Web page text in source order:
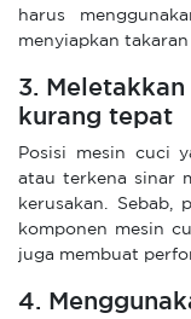
harus
menyiapkan
3.
kurang tepat
Posisi mesin cuci
atau terkena sinar
kerusakan. Sebab,
komponen mesin
juga membuat
4.